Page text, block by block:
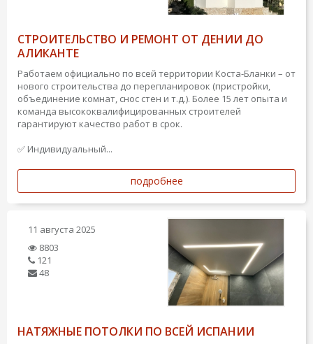
СТРОИТЕЛЬСТВО И РЕМОНТ ОТ ДЕНИИ ДО
АЛИКАНТЕ
Работаем официально по всей территории Коста-Бланки – от
нового строительства до перепланировок (пристройки,
объединение комнат, снос стен и т.д.). Более 15 лет опыта и
команда высококвалифицированных строителей
гарантируют качество работ в срок.
✅ Индивидуальный...
подробнее
11 августа 2025
8803
121
48
НАТЯЖНЫЕ ПОТОЛКИ ПО ВСЕЙ ИСПАНИИ